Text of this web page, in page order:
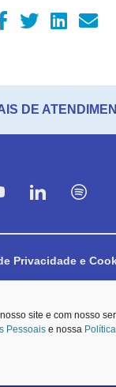
site e com nosso
Pessoais e nossa
DE
Privacidade e
respeito aos
de contato, será